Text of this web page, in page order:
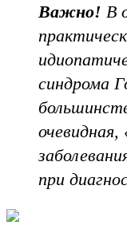
Важно! В
синдрома
при